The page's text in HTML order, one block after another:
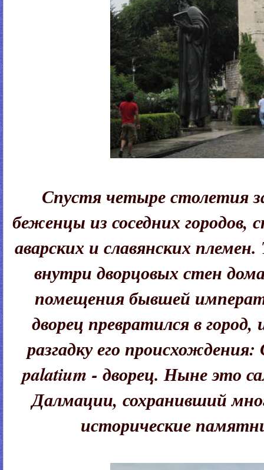
Спустя четыре столетия
беженцы из соседних
аварских и славянских
внутри дворцовых стен
помещения бывшей
дворец превратился в
разгадку его
palatium - дворец. Ныне это
Далмации, сохранивший
исторические